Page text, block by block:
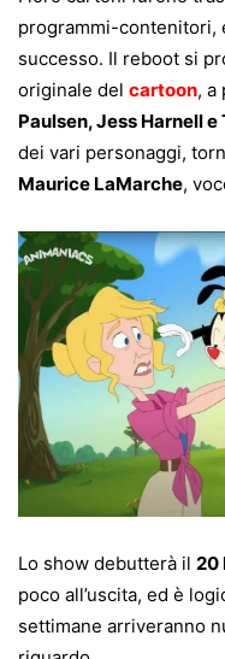
programmi-contenitori,
successo. Il reboot si
originale del cartoon, a
Paulsen, Jess Harnell
dei vari personaggi,
Maurice LaMarche,
Lo show debutterà il 20
poco all’uscita, ed è
settimane arriveranno